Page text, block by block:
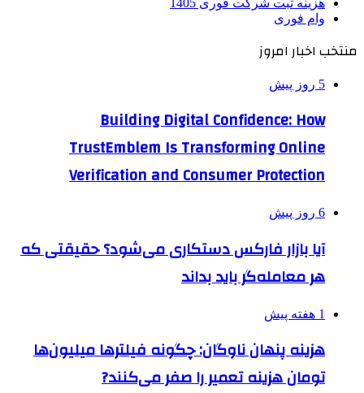
وام فوری
منتخب اخبار امروز
5 روز پیش
Building Digital Confidence: How
TrustEmblem Is Transforming Online
Verification and Consumer Protection
6 روز پیش
آیا بازار فارکس دستکاری می‌شود؟ حقیقتی که
هر معامله‌گر باید بداند
1 هفته پیش
هزینه پنهان ناوگان: چگونه فیلترها میلیون‌ها
تومان هزینه تعمیر را صفر می‌کنند?